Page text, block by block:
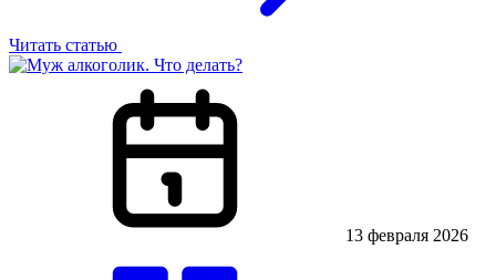
Читать статью
13 февраля 2026